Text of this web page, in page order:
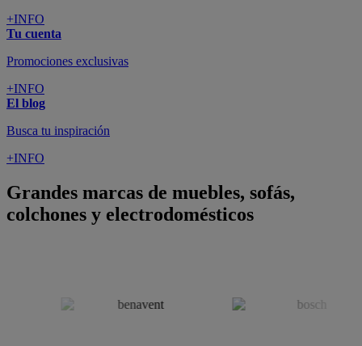
+INFO
Tu cuenta
Promociones exclusivas
+INFO
El blog
Busca tu inspiración
+INFO
Grandes marcas de muebles, sofás,
colchones y electrodomésticos